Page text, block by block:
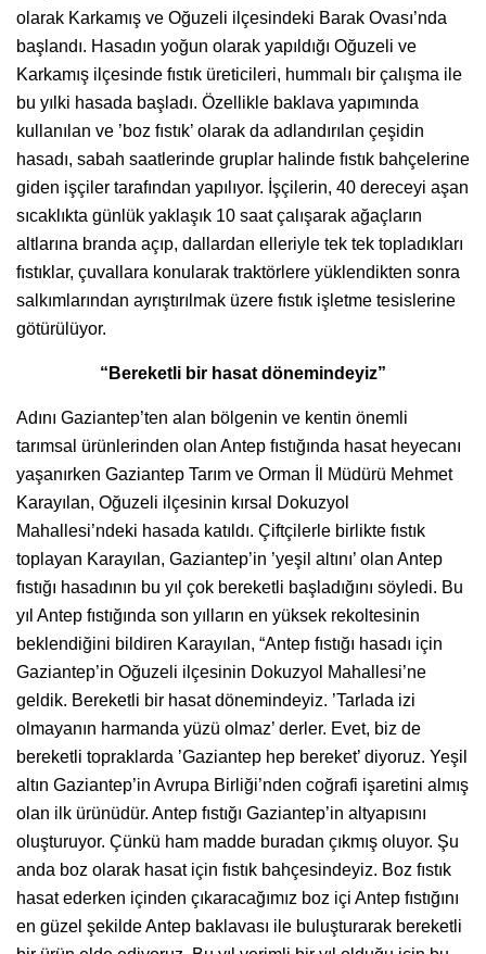
olarak Karkamış ve Oğuzeli ilçesindeki Barak Ovası’nda
başlandı. Hasadın yoğun olarak yapıldığı Oğuzeli ve
Karkamış ilçesinde fıstık üreticileri, hummalı bir çalışma ile
bu yılki hasada başladı. Özellikle baklava yapımında
kullanılan ve ’boz fıstık’ olarak da adlandırılan çeşidin
hasadı, sabah saatlerinde gruplar halinde fıstık bahçelerine
giden işçiler tarafından yapılıyor. İşçilerin, 40 dereceyi aşan
sıcaklıkta günlük yaklaşık 10 saat çalışarak ağaçların
altlarına branda açıp, dallardan elleriyle tek tek topladıkları
fıstıklar, çuvallara konularak traktörlere yüklendikten sonra
salkımlarından ayrıştırılmak üzere fıstık işletme tesislerine
götürülüyor.
“Bereketli bir hasat dönemindeyiz”
Adını Gaziantep’ten alan bölgenin ve kentin önemli
tarımsal ürünlerinden olan Antep fıstığında hasat heyecanı
yaşanırken Gaziantep Tarım ve Orman İl Müdürü Mehmet
Karayılan, Oğuzeli ilçesinin kırsal Dokuzyol
Mahallesi’ndeki hasada katıldı. Çiftçilerle birlikte fıstık
toplayan Karayılan, Gaziantep’in ’yeşil altını’ olan Antep
fıstığı hasadının bu yıl çok bereketli başladığını söyledi. Bu
yıl Antep fıstığında son yılların en yüksek rekoltesinin
beklendiğini bildiren Karayılan, “Antep fıstığı hasadı için
Gaziantep’in Oğuzeli ilçesinin Dokuzyol Mahallesi’ne
geldik. Bereketli bir hasat dönemindeyiz. ’Tarlada izi
olmayanın harmanda yüzü olmaz’ derler. Evet, biz de
bereketli topraklarda ’Gaziantep hep bereket’ diyoruz. Yeşil
altın Gaziantep’in Avrupa Birliği’nden coğrafi işaretini almış
olan ilk ürünüdür. Antep fıstığı Gaziantep’in altyapısını
oluşturuyor. Çünkü ham madde buradan çıkmış oluyor. Şu
anda boz olarak hasat için fıstık bahçesindeyiz. Boz fıstık
hasat ederken içinden çıkaracağımız boz içi Antep fıstığını
en güzel şekilde Antep baklavası ile buluşturarak bereketli